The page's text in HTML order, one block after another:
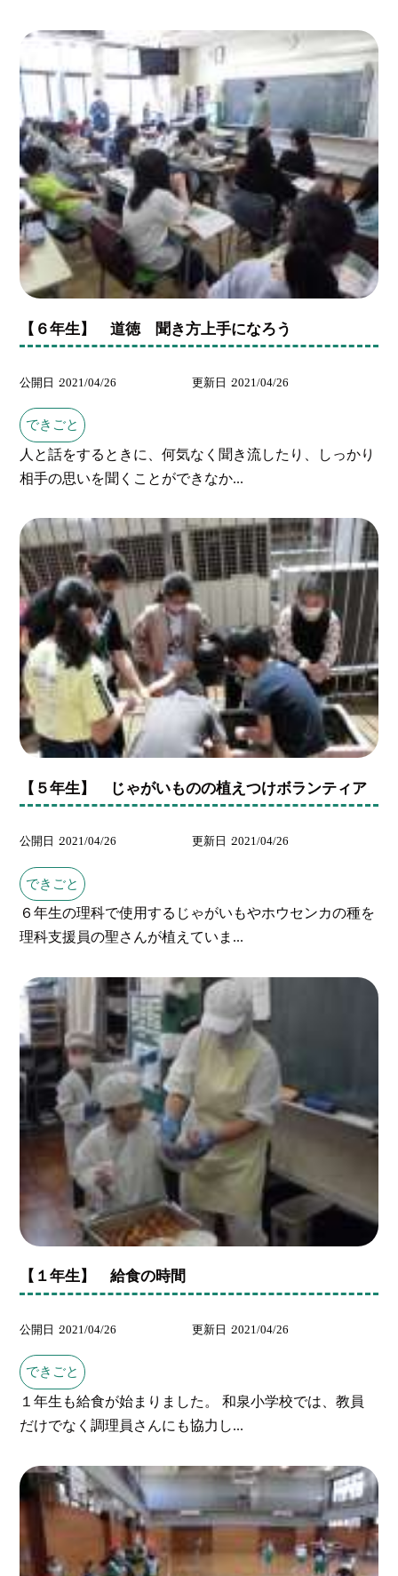
【６年生】 道徳 聞き方上手になろう
公開日 2021/04/26 更新日 2021/04/26
できごと
人と話をするときに、何気なく聞き流したり、しっかり
相手の思いを聞くことができなか...
【５年生】 じゃがいものの植えつけボランティア
公開日 2021/04/26 更新日 2021/04/26
できごと
６年生の理科で使用するじゃがいもやホウセンカの種を
理科支援員の聖さんが植えていま...
【１年生】 給食の時間
公開日 2021/04/26 更新日 2021/04/26
できごと
１年生も給食が始まりました。 和泉小学校では、教員
だけでなく調理員さんにも協力し...